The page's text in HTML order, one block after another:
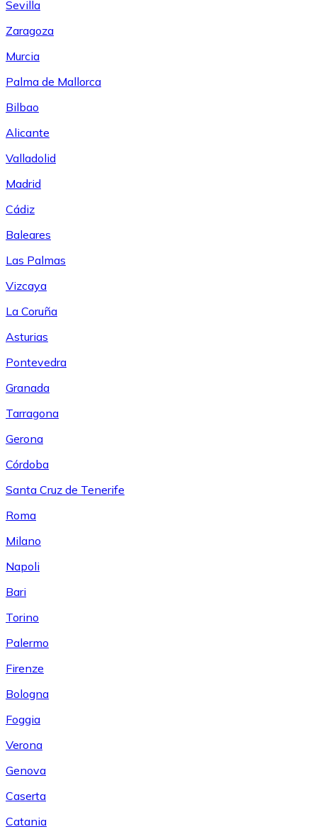
Sevilla
Zaragoza
Murcia
Palma de Mallorca
Bilbao
Alicante
Valladolid
Madrid
Cádiz
Baleares
Las Palmas
Vizcaya
La Coruña
Asturias
Pontevedra
Granada
Tarragona
Gerona
Córdoba
Santa Cruz de Tenerife
Roma
Milano
Napoli
Bari
Torino
Palermo
Firenze
Bologna
Foggia
Verona
Genova
Caserta
Catania